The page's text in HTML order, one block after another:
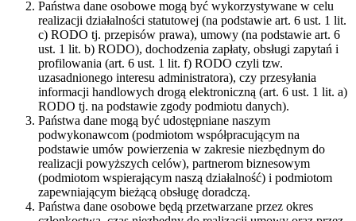
Państwa dane osobowe mogą być wykorzystywane w celu
realizacji działalności statutowej (na podstawie art. 6 ust. 1 lit.
c) RODO tj. przepisów prawa), umowy (na podstawie art. 6
ust. 1 lit. b) RODO), dochodzenia zapłaty, obsługi zapytań i
profilowania (art. 6 ust. 1 lit. f) RODO czyli tzw.
uzasadnionego interesu administratora), czy przesyłania
informacji handlowych drogą elektroniczną (art. 6 ust. 1 lit. a)
RODO tj. na podstawie zgody podmiotu danych).
Państwa dane mogą być udostępniane naszym
podwykonawcom (podmiotom współpracującym na
podstawie umów powierzenia w zakresie niezbędnym do
realizacji powyższych celów), partnerom biznesowym
(podmiotom wspierającym naszą działalność) i podmiotom
zapewniającym bieżącą obsługę doradczą.
Państwa dane osobowe będą przetwarzane przez okres